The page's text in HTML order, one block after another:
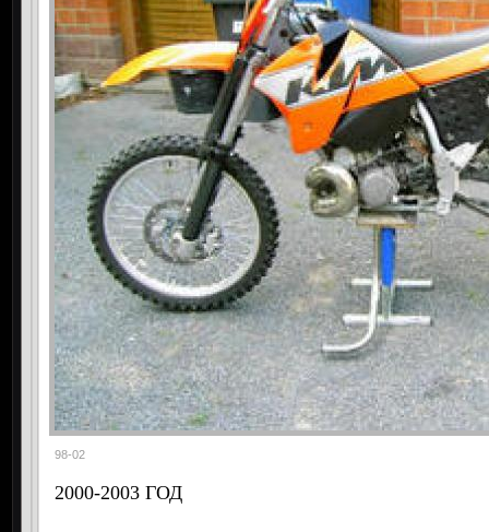
98-02
2000-2003 ГОД